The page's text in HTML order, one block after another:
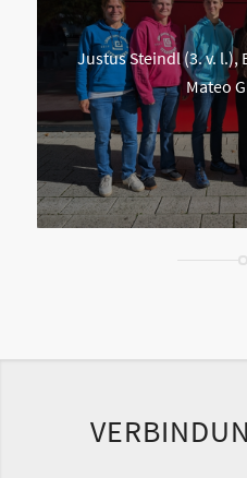
Justus Steindl (3. v. l.),
Mateo